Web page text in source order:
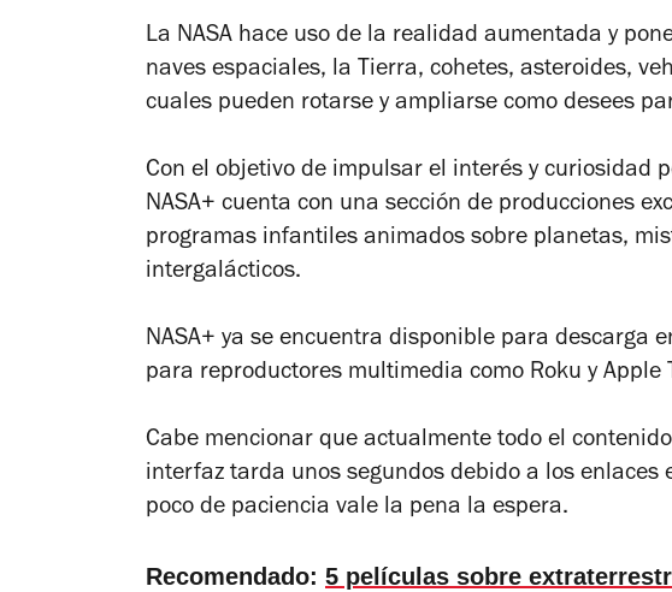
La NASA hace uso de la realidad aumentada y
naves espaciales, la Tierra, cohetes, asteroides,
cuales pueden rotarse y ampliarse como desees
Con el objetivo de impulsar el interés y curiosidad
NASA+ cuenta con una sección de producciones
programas infantiles animados sobre planetas,
intergalácticos.
NASA+ ya se encuentra disponible para descarga
para reproductores multimedia como Roku y Apple
Cabe mencionar que actualmente todo el
interfaz tarda unos segundos debido a los enlaces
poco de paciencia vale la pena la espera.
Recomendado: 5 películas sobre